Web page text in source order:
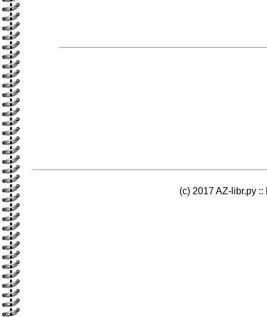
(c) 2017 AZ-libr.ру ::